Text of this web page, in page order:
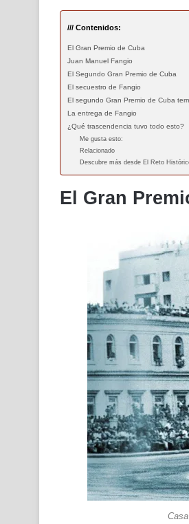
/// Contenidos:
El Gran Premio de Cuba
Juan Manuel Fangio
El Segundo Gran Premio de Cuba
El secuestro de Fangio
El segundo Gran Premio de Cuba
La entrega de Fangio
¿Qué trascendencia tuvo todo esto?
Me gusta esto:
Relacionado
Descubre más desde El Reto
El Gran